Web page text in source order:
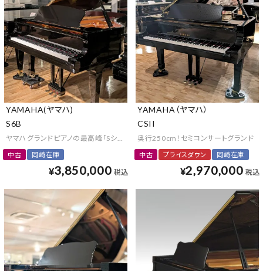
YAMAHA(ヤマハ)
S6B
ヤマハグランドピアノの最高峰「Sシリーズ」
中古 岡崎在庫
¥3,850,000 税込
YAMAHA（ヤマハ）
CSII
奥行250cm！セミコンサートグランド
中古 プライスダウン 岡崎在庫
¥2,970,000 税込